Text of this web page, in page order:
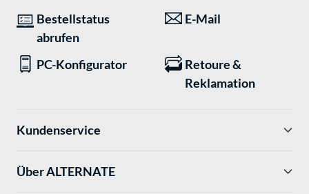
Bestellstatus
abrufen
E-Mail
PC-Konfigurator
Retoure &
Reklamation
Kundenservice
Über ALTERNATE